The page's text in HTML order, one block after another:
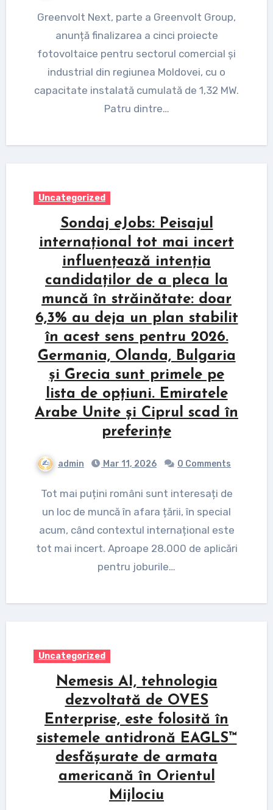
Greenvolt Next, parte a Greenvolt Group,
anunță finalizarea a cinci proiecte
fotovoltaice pentru sectorul comercial și
industrial din regiunea Moldovei, cu o
capacitate instalată cumulată de 1,32 MW.
Patru dintre…
Uncategorized
Sondaj eJobs: Peisajul
internațional tot mai incert
influențează intenția
candidaților de a pleca la
muncă în străinătate: doar
6,3% au deja un plan stabilit
în acest sens pentru 2026.
Germania, Olanda, Bulgaria
și Grecia sunt primele pe
lista de opțiuni. Emiratele
Arabe Unite și Ciprul scad în
preferințe
admin Mar 11, 2026 0 Comments
Tot mai puțini români sunt interesați de
un loc de muncă în afara țării, în special
acum, când contextul internațional este
tot mai incert. Aproape 28.000 de aplicări
pentru joburile…
Uncategorized
Nemesis AI, tehnologia
dezvoltată de OVES
Enterprise, este folosită în
sistemele antidronă EAGLS™
desfășurate de armata
americană în Orientul
Mijlociu